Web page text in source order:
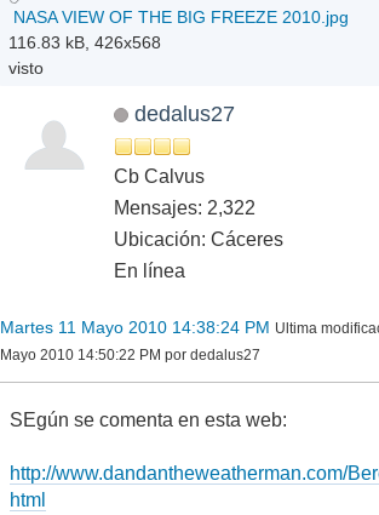
NASA VIEW OF THE BIG FREEZE 2010.jpg
116.83 kB, 426x568
visto
dedalus27
Cb Calvus
Mensajes: 2,322
Ubicación: Cáceres
En línea
Martes 11 Mayo 2010 14:38:24 PM Ultima
Mayo 2010 14:50:22 PM por dedalus27
SEgún se comenta en esta web:
http://www.dandantheweatherman.com/
html